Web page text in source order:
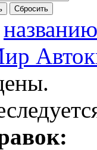
названию